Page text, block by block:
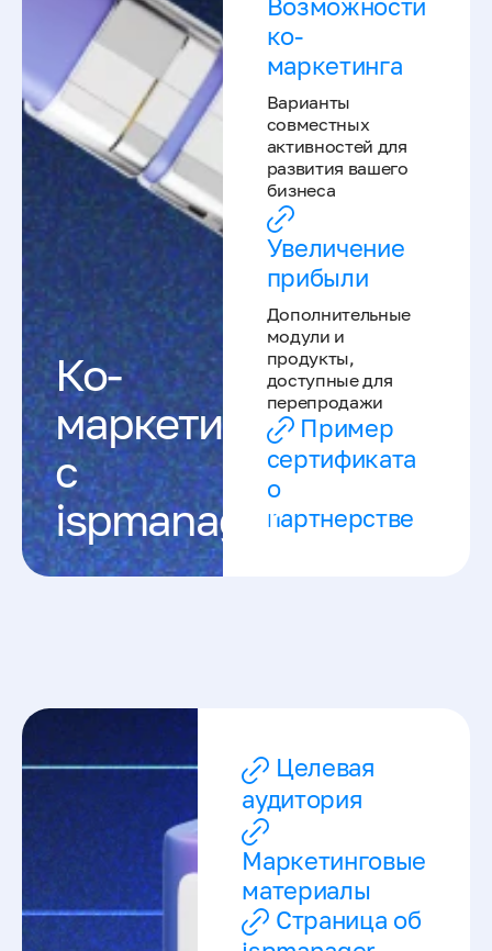
Ко-
маркетинг
с
ispmanager
Возможности
ко-
маркетинга
Варианты
совместных
активностей для
развития вашего
бизнеса
Увеличение
прибыли
Дополнительные
модули и
продукты,
доступные для
перепродажи
Пример
сертификата
о
партнерстве
Целевая
аудитория
Маркетинговые
материалы
Страница об